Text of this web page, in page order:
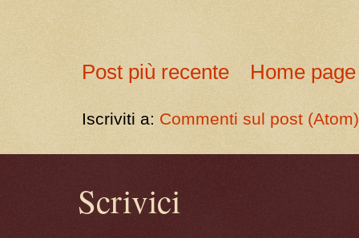
Post più recente Home page
Iscriviti a: Commenti sul post (Atom)
Scrivici